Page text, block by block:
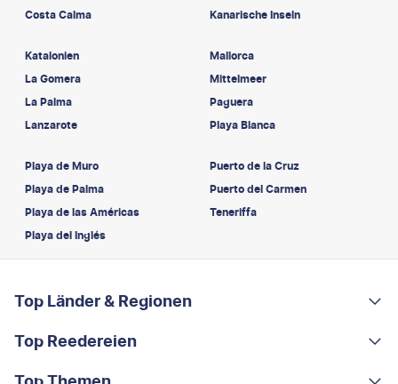
Costa Calma
Kanarische Inseln
Katalonien
La Gomera
La Palma
Lanzarote
Mallorca
Mittelmeer
Paguera
Playa Blanca
Playa de Muro
Playa de Palma
Playa de las Américas
Playa del Inglés
Puerto de la Cruz
Puerto del Carmen
Teneriffa
Footer navigation
Top Länder & Regionen
Portugal
Albanien
Top Reedereien